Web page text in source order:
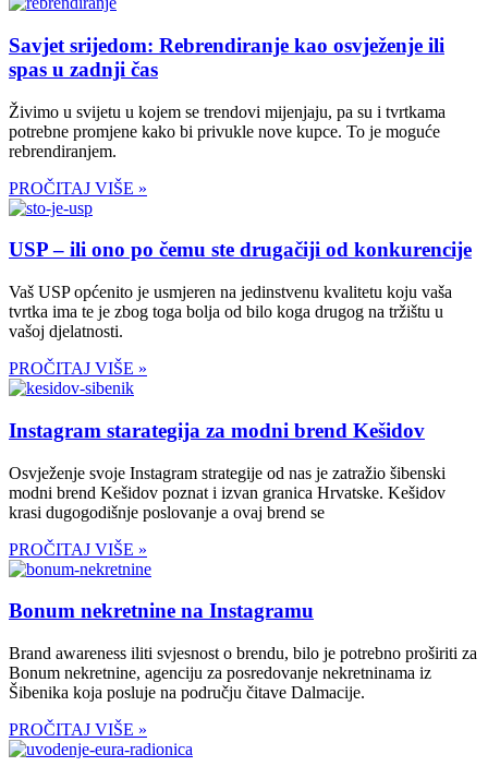
Savjet srijedom: Rebrendiranje kao osvježenje ili
spas u zadnji čas
Živimo u svijetu u kojem se trendovi mijenjaju, pa su i tvrtkama
potrebne promjene kako bi privukle nove kupce. To je moguće
rebrendiranjem.
PROČITAJ VIŠE »
USP – ili ono po čemu ste drugačiji od konkurencije
Vaš USP općenito je usmjeren na jedinstvenu kvalitetu koju vaša
tvrtka ima te je zbog toga bolja od bilo koga drugog na tržištu u
vašoj djelatnosti.
PROČITAJ VIŠE »
Instagram starategija za modni brend Kešidov
Osvježenje svoje Instagram strategije od nas je zatražio šibenski
modni brend Kešidov poznat i izvan granica Hrvatske. Kešidov
krasi dugogodišnje poslovanje a ovaj brend se
PROČITAJ VIŠE »
Bonum nekretnine na Instagramu
Brand awareness iliti svjesnost o brendu, bilo je potrebno proširiti za
Bonum nekretnine, agenciju za posredovanje nekretninama iz
Šibenika koja posluje na području čitave Dalmacije.
PROČITAJ VIŠE »